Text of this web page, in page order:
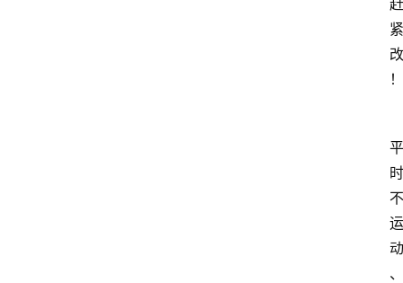
赶
紧
改
！
平
时
不
运
动
、